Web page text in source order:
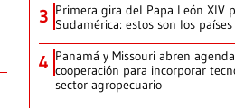
3 Primera gira del Papa León XIV
Sudamérica: estos son los
4 Panamá y Missouri abren
cooperación para incorporar
sector agropecuario